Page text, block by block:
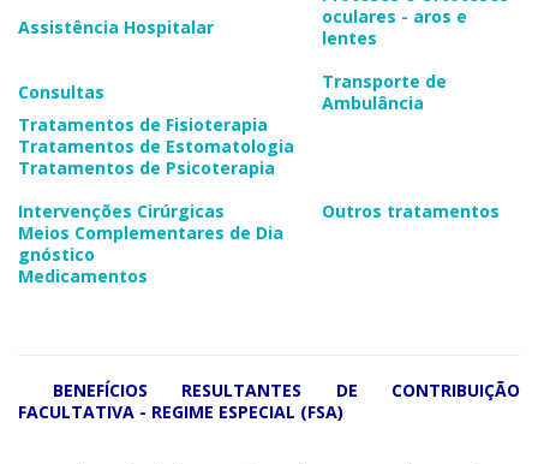
Assistência Hospitalar​
oculares - aros e
lentes
Consultas
Transporte de
Ambulância
Tratamentos de Fisioterapia
Tratamentos de Estomatologia
Tratamentos de Psicoterapia
​Intervenções Cirúrgicas
Outros tratamentos
Meios Complementares de Dia​
gnóstico
Medicamentos
BENEFÍCIOS RESULTANTES DE CONTRIBUIÇÃO
FACULTATIVA - REGIME ESPECIAL (FSA)​